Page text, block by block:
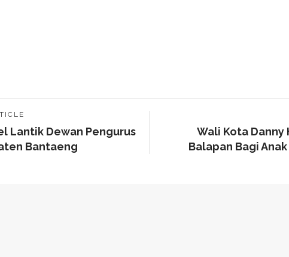
Lantik Dewan Pengurus
Bantaeng
Wali Kota Danny
Balapan Bagi